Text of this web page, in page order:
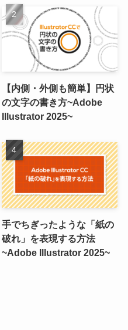
【内側・外側も簡単】円状
の文字の書き方~Adobe
Illustrator 2025~
手でちぎったような「紙の
破れ」を表現する方法
~Adobe Illustrator 2025~